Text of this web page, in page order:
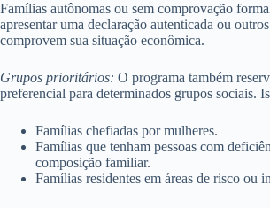
Famílias autônomas ou sem comprovação
apresentar uma declaração autenticada ou
comprovem sua situação econômica.
Grupos prioritários: O programa também
preferencial para determinados grupos sociais.
Famílias chefiadas por mulheres.
Famílias que tenham pessoas com
composição familiar.
Famílias residentes em áreas de risco ou